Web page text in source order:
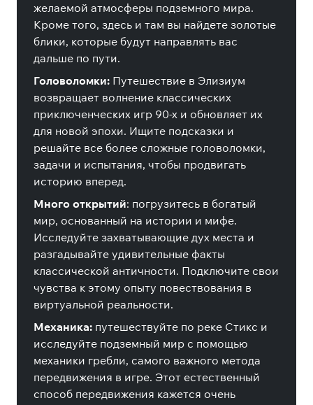
желаемой атмосферы подземного мира.
Кроме того, здесь и там вы найдете золотые
блики, которые будут направлять вас
дальше по пути.
Головоломки: Путешествие в Элизиум
возвращает волнение классических
приключенческих игр 90-х и обновляет их
для новой эпохи. Ищите подсказки и
решайте все более сложные головоломки,
задачи и испытания, чтобы продвигать
историю вперед.
Много открытий: погрузитесь в богатый
мир, основанный на истории и мифе.
Исследуйте захватывающие дух места и
разгадывайте удивительные факты
классической античности. Подключите свои
чувства к этому опыту повествования в
виртуальной реальности.
Механика: путешествуйте по реке Стикс и
исследуйте подземный мир с помощью
механики гребли, самого важного метода
передвижения в игре. Этот естественный
способ передвижения кажется очень